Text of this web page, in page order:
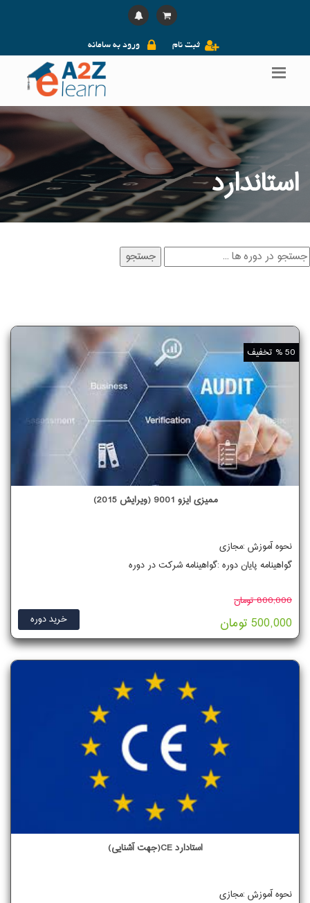
ورود به سامانه ثبت نام
استاندارد
50 % تخفیف
ممیزی ایزو 9001 (ویرایش 2015)
نحوه آموزش :مجازی
گواهینامه پایان دوره :گواهینامه شرکت در دوره
800,000 تومان
خرید دوره
500,000 تومان
استادارد CE(جهت آشنایی)
نحوه آموزش :مجازی